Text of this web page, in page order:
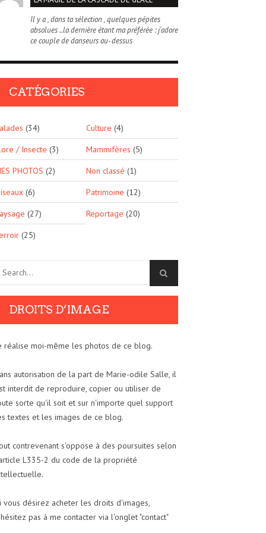
Il y a , dans ta sélection , quelques pépites
absolues ..la dernière étant ma préférée : j'adore
ce couple de danseurs au- dessus
CATÉGORIES
(34) Culture (4)
/ Insecte (3) Mammifères (5)
PHOTOS (2) Non classé (1)
(6) Patrimoine (12)
(27) Reportage (20)
(25)
DROITS D’IMAGE
réalise moi-même les photos de ce blog.
autorisation de la part de Marie-odile Salle, il
interdit de reproduire, copier ou utiliser de
sorte qu'il soit et sur n'importe quel support
textes et les images de ce blog.
contrevenant s'oppose à des poursuites selon
L335-2 du code de la propriété
vous désirez acheter les droits d'images,
pas à me contacter via l'onglet "contact"